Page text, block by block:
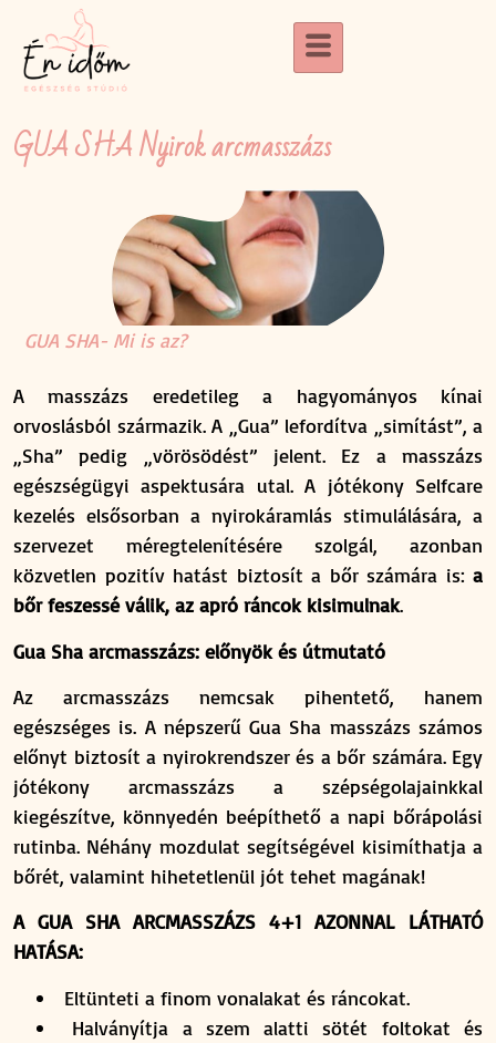
GUA SHA Nyirok arcmasszázs
GUA SHA- Mi is az?
A masszázs eredetileg a hagyományos kínai
orvoslásból származik. A „Gua” lefordítva „simítást”, a
„Sha” pedig „vörösödést” jelent. Ez a masszázs
egészségügyi aspektusára utal. A jótékony Selfcare
kezelés elsősorban a nyirokáramlás stimulálására, a
szervezet méregtelenítésére szolgál, azonban
közvetlen pozitív hatást biztosít a bőr számára is: a
bőr feszessé válik, az apró ráncok kisimulnak.
Gua Sha arcmasszázs: előnyök és útmutató
Az arcmasszázs nemcsak pihentető, hanem
egészséges is. A népszerű Gua Sha masszázs számos
előnyt biztosít a nyirokrendszer és a bőr számára. Egy
jótékony arcmasszázs a szépségolajainkkal
kiegészítve, könnyedén beépíthető a napi bőrápolási
rutinba. Néhány mozdulat segítségével kisimíthatja a
bőrét, valamint hihetetlenül jót tehet magának!
A GUA SHA ARCMASSZÁZS 4+1 AZONNAL LÁTHATÓ
HATÁSA:
Eltünteti a finom vonalakat és ráncokat.
Halványítja a szem alatti sötét foltokat és